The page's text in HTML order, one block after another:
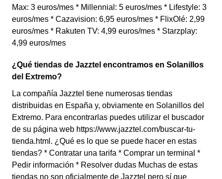
Max: 3 euros/mes * Millennial: 5 euros/mes * Lifestyle: 3
euros/mes * Cazavision: 6,95 euros/mes * FlixOlé: 2,99
euros/mes * Rakuten TV: 4,99 euros/mes * Starzplay:
4,99 euros/mes
¿Qué tiendas de Jazztel encontramos en Solanillos
del Extremo?
La compañía Jazztel tiene numerosas tiendas
distribuidas en España y, obviamente en Solanillos del
Extremo. Para encontrarlas puedes utilizar el buscador
de su página web https://www.jazztel.com/buscar-tu-
tienda.html. ¿Qué es lo que se puede hacer en estas
tiendas? * Contratar una tarifa * Comprar un terminal *
Pedir información * Resolver dudas Muchas de estas
tiendas no son oficialmente de Jazztel pero sí que